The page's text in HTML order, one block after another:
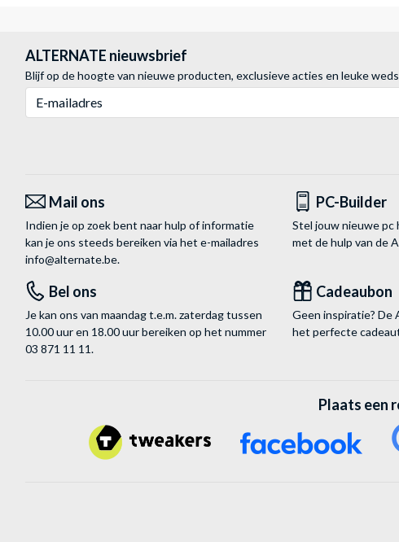
ALTERNATE nieuwsbrief
Blijf op de hoogte van nieuwe producten, exclusieve acties en leuke
Mail ons
Indien je op zoek bent naar hulp of informatie
kan je ons steeds bereiken via het e-mailadres
info@alternate.be.
PC-Builder
Stel jouw nieuwe pc
met de hulp van de
Bel ons
Je kan ons van maandag t.e.m. zaterdag tussen
10.00 uur en 18.00 uur bereiken op het nummer
03 871 11 11.
Cadeaubon
Geen inspiratie? De
het perfecte
Plaats een